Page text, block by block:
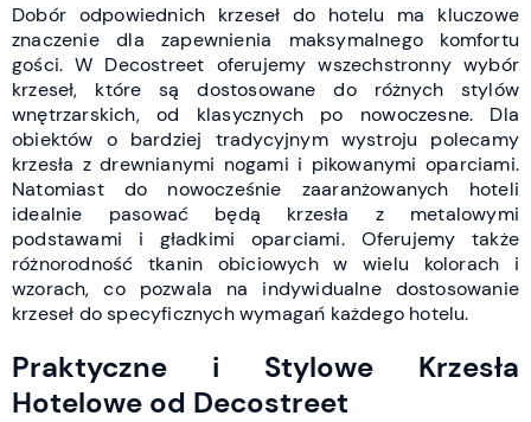
Dobór odpowiednich krzeseł do hotelu ma kluczowe
znaczenie dla zapewnienia maksymalnego komfortu
gości. W Decostreet oferujemy wszechstronny wybór
krzeseł, które są dostosowane do różnych stylów
wnętrzarskich, od klasycznych po nowoczesne. Dla
obiektów o bardziej tradycyjnym wystroju polecamy
krzesła z drewnianymi nogami i pikowanymi oparciami.
Natomiast do nowocześnie zaaranżowanych hoteli
idealnie pasować będą krzesła z metalowymi
podstawami i gładkimi oparciami. Oferujemy także
różnorodność tkanin obiciowych w wielu kolorach i
wzorach, co pozwala na indywidualne dostosowanie
krzeseł do specyficznych wymagań każdego hotelu.
Praktyczne i Stylowe Krzesła
Hotelowe od Decostreet